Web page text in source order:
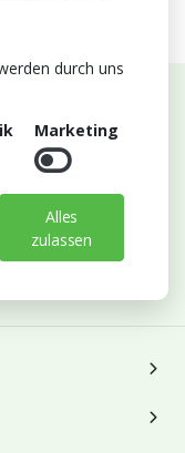
und
Abonnieren
durch uns
Marketing
Alles
zulassen